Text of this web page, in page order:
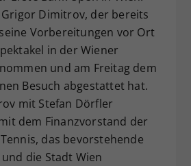
Grigor Dimitrov, der bereits
Vorbereitungen vor Ort
in der Wiener
und am Freitag dem
Besuch abgestattet hat.
mit Stefan Dörfler
dem Finanzvorstand der
das bevorstehende
die Stadt Wien
Wert speichert Ihre Consent-
Unter anderem eine
generierte ID, für die
Speicherung Ihrer
Einstellungen, falls der
Betreiber dies eingestellt